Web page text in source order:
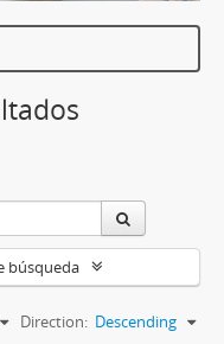
búsqueda
Direction: Descending